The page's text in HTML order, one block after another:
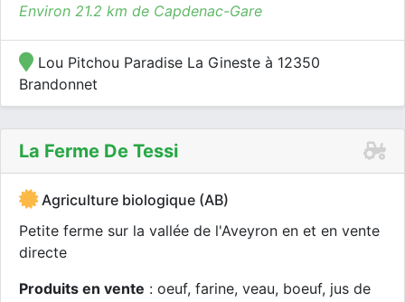
Environ 21.2 km de Capdenac-Gare
Lou Pitchou Paradise La Gineste à 12350
Brandonnet
La Ferme De Tessi
Agriculture biologique (AB)
Petite ferme sur la vallée de l'Aveyron en et en vente
directe
Produits en vente : oeuf, farine, veau, boeuf, jus de